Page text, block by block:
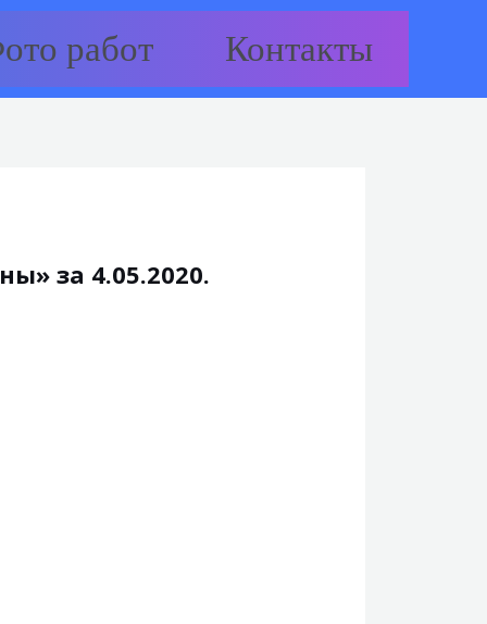
работ Контакты
за 4.05.2020.